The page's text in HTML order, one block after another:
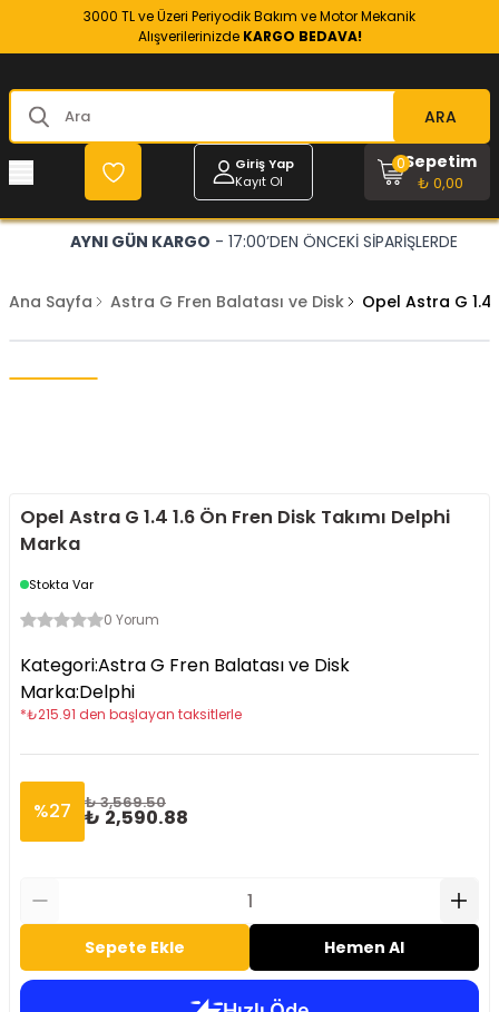
3000 TL ve Üzeri Periyodik Bakım ve Motor Mekanik
Alışverilerinizde KARGO BEDAVA!
ARA
Giriş Yap
Kayıt Ol
Sepetim
₺ 0,00
0
AYNI GÜN KARGO - 17:00’DEN ÖNCEKİ SİPARİŞLERDE
Ana Sayfa Astra G Fren Balatası ve Disk Opel Astra G 1.4
Opel Astra G 1.4 1.6 Ön Fren Disk Takımı Delphi
Marka
Stokta Var
0 Yorum
Kategori:Astra G Fren Balatası ve Disk
Marka:Delphi
*₺215.91 den başlayan taksitlerle
%27 ₺ 3,569.50
₺ 2,590.88
Sepete Ekle Hemen Al